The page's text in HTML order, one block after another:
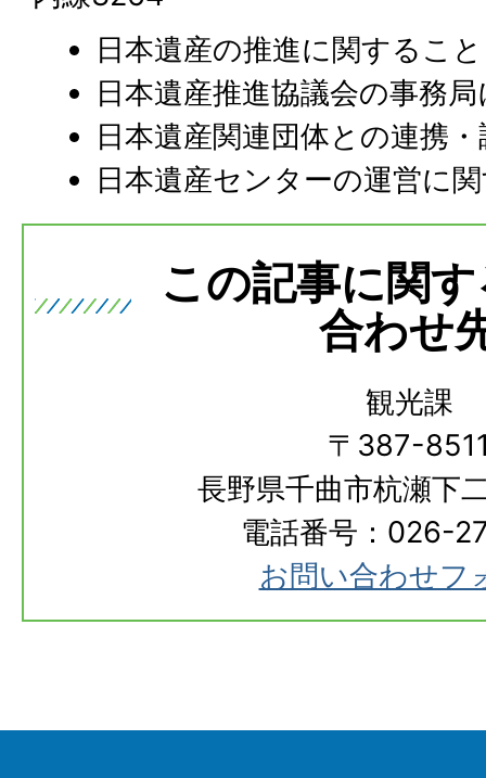
日本遺産の推進に関すること
日本遺産推進協議会の事務
日本遺産関連団体との連携
日本遺産センターの運営に
この記事に関
合わせ
観光課
〒387-
長野県千曲市杭瀬下
電話番号：026-
お問い合わせフ